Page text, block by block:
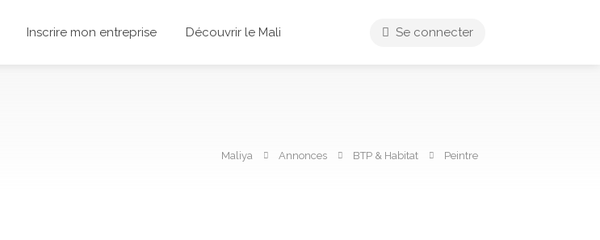
Inscrire mon entreprise Découvrir le Mali Se connecter
Maliya Annonces BTP & Habitat Peintre